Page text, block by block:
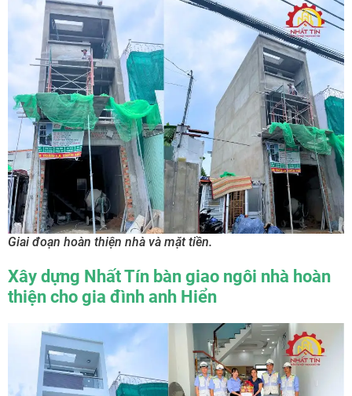
Giai đoạn hoàn thiện nhà và mặt tiền.
Xây dựng Nhất Tín bàn giao ngôi nhà hoàn
thiện cho gia đình anh Hiển